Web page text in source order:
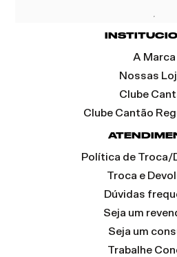
A Marca
Nossas
Clube
Clube Cantão
Política de Troca/
Troca e
Dúvidas
Seja um
Seja um
Trabalhe